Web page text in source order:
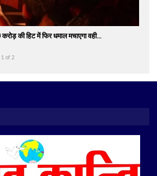
करोड़ की हिट में फिर धमाल मचाएगा वही…
1 of 2